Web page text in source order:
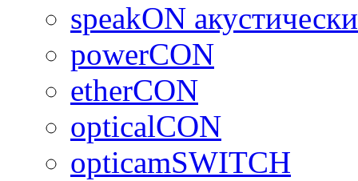
speakON
powerCON
etherCON
opticalCON
opticamSWITCH